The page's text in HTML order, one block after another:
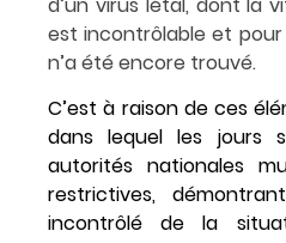
est incontrôlable et
n’a été encore trouvé.
C’est à raison de ces
dans lequel les jours
autorités nationales
restrictives,
incontrôlé de la